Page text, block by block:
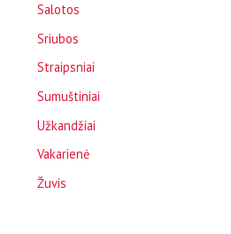
Salotos
Sriubos
Straipsniai
Sumuštiniai
Užkandžiai
Vakarienė
Žuvis